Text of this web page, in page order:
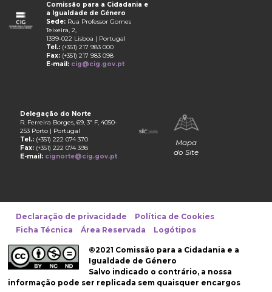
Comissão para a Cidadania e
a Igualdade de Género
Sede: Rua Professor Gomes
Teixeira, 2,
1399-022 Lisboa | Portugal
Tel.: (+351) 217 983 000
Fax: (+351) 217 983 098
E-mail: cig@cig.gov.pt
Delegação do Norte
R. Ferreira Borges, 69, 3º F, 4050-
253 Porto | Portugal
Tel.: (+351) 222 074 370
Fax: (+351) 222 074 398
E-mail: cignorte@cig.gov.pt
Mapa
do Site
Declaração de privacidade
Política de Cookies
Ficha Técnica
Área Reservada Logótipos
©2021 Comissão para a Cidadania e a
Igualdade de Género
Salvo indicado o contrário, a nossa
informação pode ser replicada sem quaisquer encargos